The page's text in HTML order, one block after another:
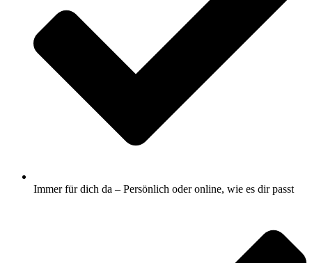
Immer für dich da – Persönlich oder online, wie es dir passt